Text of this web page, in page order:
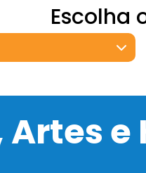
Escolha
Artes